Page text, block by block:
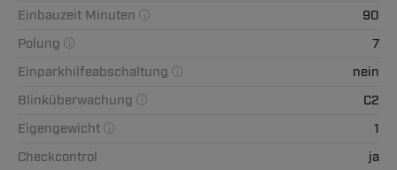
Einbauzeit Minuten
90
Polung
7
Einparkhilfeabschaltung
nein
Blinküberwachung
C2
Eigengewicht
1
Checkcontrol
ja